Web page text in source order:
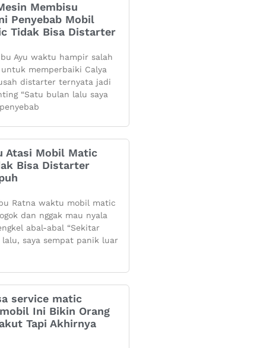
Membisu
Penyebab Mobil
Tidak Bisa Distarter
Ayu waktu hampir salah
memperbaiki Calya
distarter ternyata jadi
“Satu bulan lalu saya
Atasi Mobil Matic
Bisa Distarter
Ratna waktu mobil matic
dan nggak mau nyala
abal-abal “Sekitar
lalu, saya sempat panik luar
service matic
Ini Bikin Orang
Tapi Akhirnya